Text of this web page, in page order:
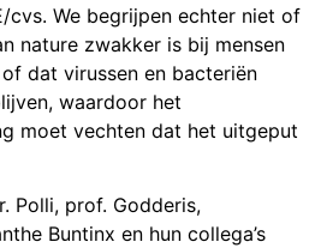
cvs. We begrijpen echter niet of
nature zwakker is bij mensen
dat virussen en bacteriën
waardoor het
moet vechten dat het uitgeput
Polli, prof. Godderis,
Buntinx en hun collega’s